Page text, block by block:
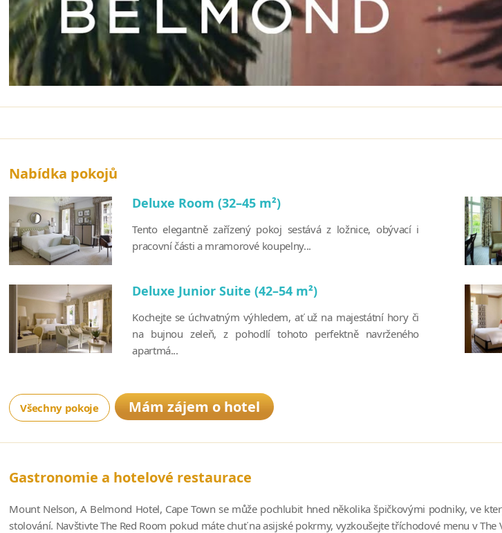
Nabídka pokojů
Deluxe Room (32–45 m²)
Tento elegantně zařízený pokoj sestává z ložnice, obývací i
pracovní části a mramorové koupelny...
Deluxe Junior Suite (42–54 m²)
Kochejte se úchvatným výhledem, ať už na majestátní hory či
na bujnou zeleň, z pohodlí tohoto perfektně navrženého
apartmá...
Všechny pokoje Mám zájem o hotel
Gastronomie a hotelové restaurace
Mount Nelson, A Belmond Hotel, Cape Town se může pochlubit hned několika špičkovými podniky, ve
stolování. Navštivte The Red Room pokud máte chuť na asijské pokrmy, vyzkoušejte tříchodové menu v